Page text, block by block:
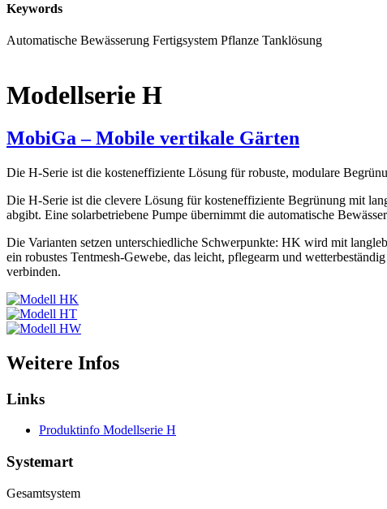
Keywords
Automatische Bewässerung Fertigsystem Pflanze Tanklösung
Modellserie H
MobiGa – Mobile vertikale Gärten
Die H-Serie ist die kosteneffiziente Lösung für robuste, modulare
Die H-Serie ist die clevere Lösung für kosteneffiziente Begrünung mit
abgibt. Eine solarbetriebene Pumpe übernimmt die automatische
Die Varianten setzen unterschiedliche Schwerpunkte: HK wird mit
ein robustes Tentmesh-Gewebe, das leicht, pflegearm und
verbinden.
Weitere Infos
Links
Produktinfo Modellserie H
Systemart
Gesamtsystem